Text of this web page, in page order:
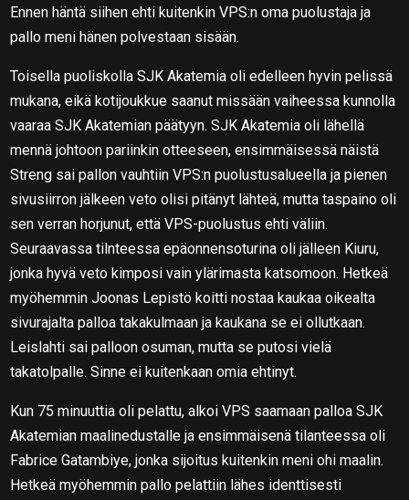
Ennen häntä siihen ehti kuitenkin VPS:n oma puolustaja ja
pallo meni hänen polvestaan sisään.
Toisella puoliskolla SJK Akatemia oli edelleen hyvin pelissä
mukana, eikä kotijoukkue saanut missään vaiheessa kunnolla
vaaraa SJK Akatemian päätyyn. SJK Akatemia oli lähellä
mennä johtoon pariinkin otteeseen, ensimmäisessä näistä
Streng sai pallon vauhtiin VPS:n puolustusalueella ja pienen
sivusiirron jälkeen veto olisi pitänyt lähteä, mutta taspaino oli
sen verran horjunut, että VPS-puolustus ehti väliin.
Seuraavassa tilnteessa epäonnensoturina oli jälleen Kiuru,
jonka hyvä veto kimposi vain ylärimasta katsomoon. Hetkeä
myöhemmin Joonas Lepistö koitti nostaa kaukaa oikealta
sivurajalta palloa takakulmaan ja kaukana se ei ollutkaan.
Leislahti sai palloon osuman, mutta se putosi vielä
takatolpalle. Sinne ei kuitenkaan omia ehtinyt.
Kun 75 minuuttia oli pelattu, alkoi VPS saamaan palloa SJK
Akatemian maalinedustalle ja ensimmäisenä tilanteessa oli
Fabrice Gatambiye, jonka sijoitus kuitenkin meni ohi maalin.
Hetkeä myöhemmin pallo pelattiin lähes identtisesti